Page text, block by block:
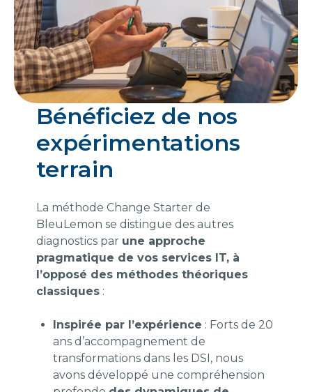
Bénéficiez de nos
expérimentations
terrain
La méthode Change Starter de
BleuLemon se distingue des autres
diagnostics par une approche
pragmatique de vos services IT, à
l’opposé des méthodes théoriques
classiques :
Inspirée par l’expérience : Forts de 20
ans d’accompagnement de
transformations dans les DSI, nous
avons développé une compréhension